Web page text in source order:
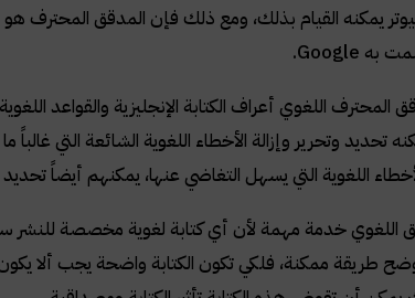
يمكنه القيام بذلك، ومع ذلك فإن المدقق المحترف
به Google
.
المحترف اللغوي أعراف الكتابة الإنجليزية والقواعد
تحديد وتحرير وإزالة الأخطاء اللغوية الشائعة التي
اللغوية التي يسهل التغاضي عنها، يمكنهم أيضاً
اللغوي خدمة مهمة لأن أي كتابة لغوية مخصصة للنشر
طريقة ممكنة، فلكي تكون الكتابة واضحة يجب ألا